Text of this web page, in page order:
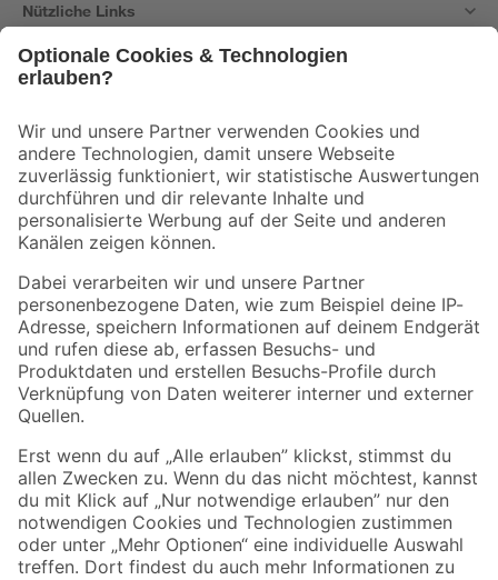
Nützliche Links
Der toom Newsletter: Keine Angebote und Aktionen mehr verpassen!
Zur Newsletter Anmeldung
Folge uns
Zahlungsarten Versandarten
Sicher einkaufen
Jetzt die toom-App herunterladen